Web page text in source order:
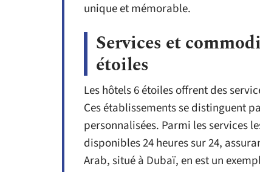
unique et mémorable.
Services et
étoiles
Les hôtels 6 étoiles offrent des
Ces établissements se distinguent
personnalisées. Parmi les services
disponibles 24 heures sur 24,
Arab, situé à Dubaï, en est un